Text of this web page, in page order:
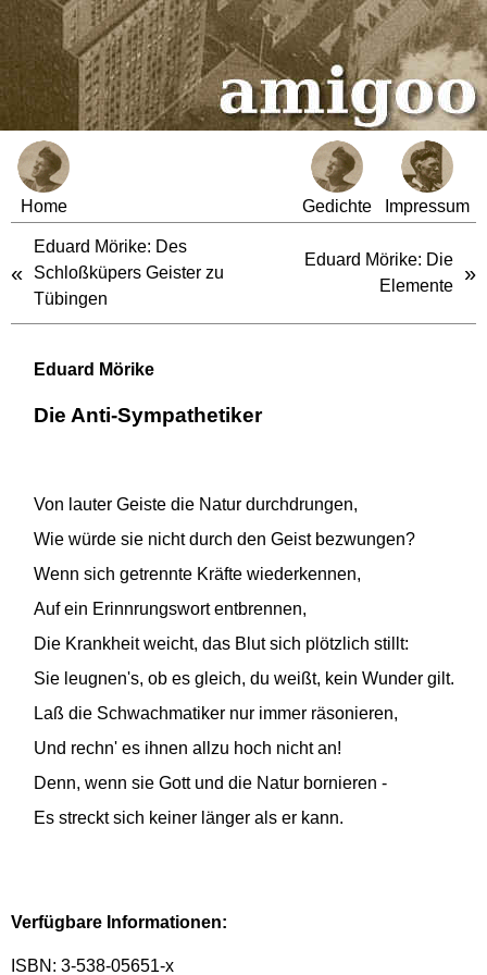
Home Gedichte Impressum
«
Eduard Mörike: Des
Schloßküpers Geister zu
Tübingen
Eduard Mörike: Die
Elemente
»
Eduard Mörike
Die Anti-Sympathetiker
Von lauter Geiste die Natur durchdrungen,
Wie würde sie nicht durch den Geist bezwungen?
Wenn sich getrennte Kräfte wiederkennen,
Auf ein Erinnrungswort entbrennen,
Die Krankheit weicht, das Blut sich plötzlich stillt:
Sie leugnen's, ob es gleich, du weißt, kein Wunder gilt.
Laß die Schwachmatiker nur immer räsonieren,
Und rechn' es ihnen allzu hoch nicht an!
Denn, wenn sie Gott und die Natur bornieren -
Es streckt sich keiner länger als er kann.
Verfügbare Informationen:
ISBN: 3-538-05651-x